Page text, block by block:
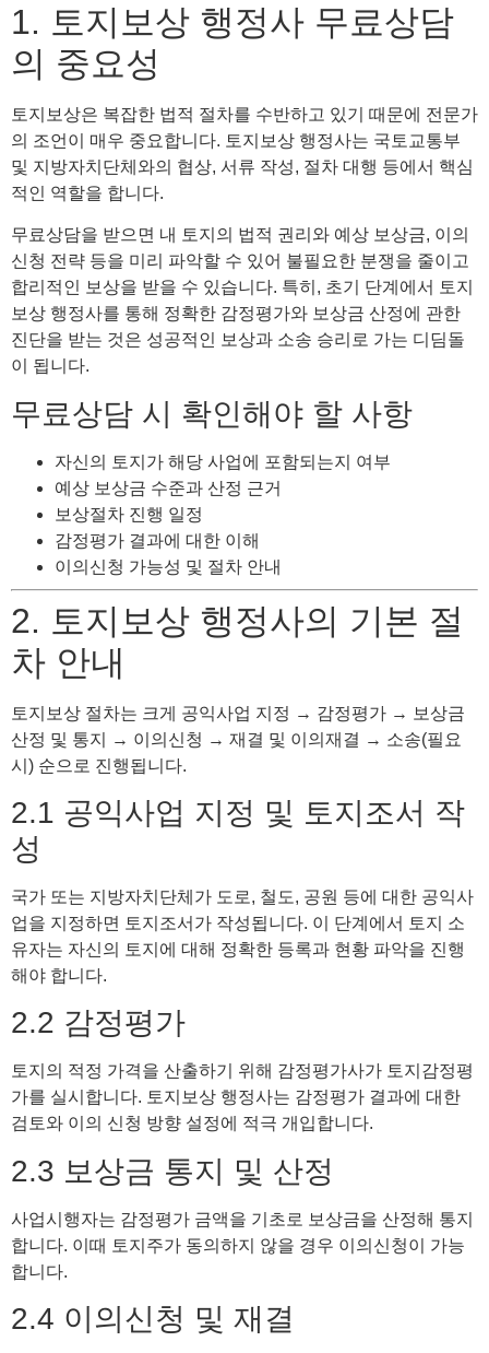
1. 토지보상 행정사 무료상담
의 중요성
토지보상은 복잡한 법적 절차를 수반하고 있기 때문에 전문가
의 조언이 매우 중요합니다. 토지보상 행정사는 국토교통부
및 지방자치단체와의 협상, 서류 작성, 절차 대행 등에서 핵심
적인 역할을 합니다.
무료상담을 받으면 내 토지의 법적 권리와 예상 보상금, 이의
신청 전략 등을 미리 파악할 수 있어 불필요한 분쟁을 줄이고
합리적인 보상을 받을 수 있습니다. 특히, 초기 단계에서 토지
보상 행정사를 통해 정확한 감정평가와 보상금 산정에 관한
진단을 받는 것은 성공적인 보상과 소송 승리로 가는 디딤돌
이 됩니다.
무료상담 시 확인해야 할 사항
자신의 토지가 해당 사업에 포함되는지 여부
예상 보상금 수준과 산정 근거
보상절차 진행 일정
감정평가 결과에 대한 이해
이의신청 가능성 및 절차 안내
2. 토지보상 행정사의 기본 절
차 안내
토지보상 절차는 크게 공익사업 지정 → 감정평가 → 보상금
산정 및 통지 → 이의신청 → 재결 및 이의재결 → 소송(필요
시) 순으로 진행됩니다.
2.1 공익사업 지정 및 토지조서 작
성
국가 또는 지방자치단체가 도로, 철도, 공원 등에 대한 공익사
업을 지정하면 토지조서가 작성됩니다. 이 단계에서 토지 소
유자는 자신의 토지에 대해 정확한 등록과 현황 파악을 진행
해야 합니다.
2.2 감정평가
토지의 적정 가격을 산출하기 위해 감정평가사가 토지감정평
가를 실시합니다. 토지보상 행정사는 감정평가 결과에 대한
검토와 이의 신청 방향 설정에 적극 개입합니다.
2.3 보상금 통지 및 산정
사업시행자는 감정평가 금액을 기초로 보상금을 산정해 통지
합니다. 이때 토지주가 동의하지 않을 경우 이의신청이 가능
합니다.
2.4 이의신청 및 재결